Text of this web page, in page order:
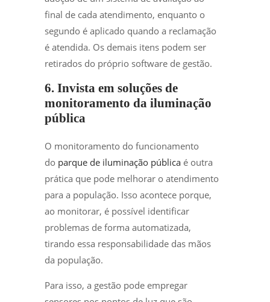
final de cada atendimento, enquanto o
segundo é aplicado quando a reclamação
é atendida. Os demais itens podem ser
retirados do próprio software de gestão.
6. Invista em soluções de
monitoramento da iluminação
pública
O monitoramento do funcionamento
do parque de iluminação pública é outra
prática que pode melhorar o atendimento
para a população. Isso acontece porque,
ao monitorar, é possível identificar
problemas de forma automatizada,
tirando essa responsabilidade das mãos
da população.
Para isso, a gestão pode empregar